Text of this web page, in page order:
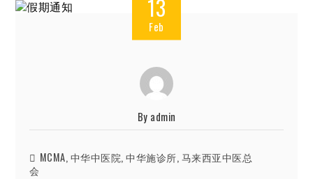
13
Feb
By admin
MCMA, 中华中医院,中华施诊所, 马来西亚中医总
会